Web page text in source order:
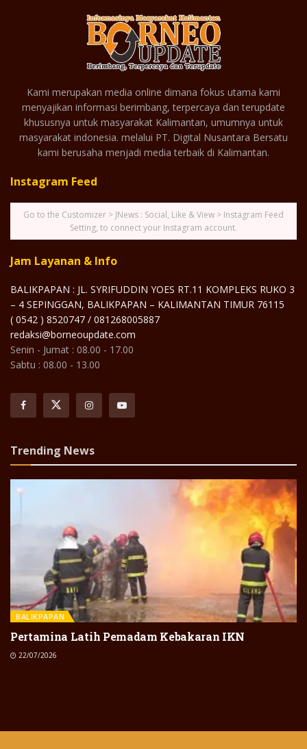
Kami merupakan media online dimana fokus utama kami
menyajikan informasi berimbang, terpercaya dan terupdate
khususnya untuk masyarakat Kalimantan, umumnya untuk
masyarakat indonesia. melalui PT. Digital Nusantara Bersatu
kami berusaha menjadi media terbaik di Kalimantan.
Instagram Feed
Go to the Customizer > JNews : Social, Like & View > Instagram Feed
Setting, to connect your Instagram account.
Jam Layanan & Info
BALIKPAPAN : JL. SYRIFUDDIN YOES RT.11 KOMPLEKS RUKO 3
– 4 SEPINGGAN, BALIKPAPAN – KALIMANTAN TIMUR 76115
( 0542 ) 8520747 / 081268005887
redaksi@borneoupdate.com
Senin - Jumat : 08.00 - 17.00
Sabtu : 08.00 - 13.00
Trending News
BALIKPAPAN
Pertamina Latih Pemadam Kebakaran IKN
22/07/2026